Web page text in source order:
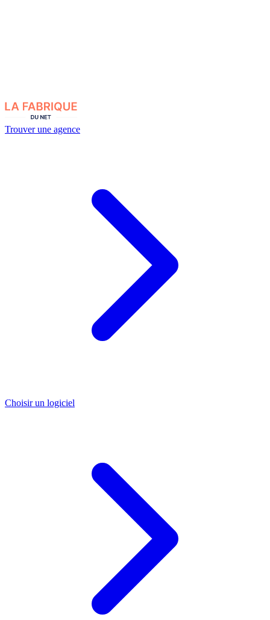
Trouver une agence
Choisir un logiciel